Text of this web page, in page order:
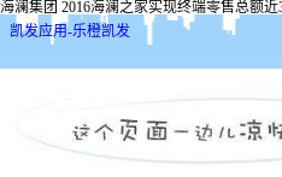
海澜集团 2016海澜之家实现终端零售总额
凯发应用-乐橙凯发